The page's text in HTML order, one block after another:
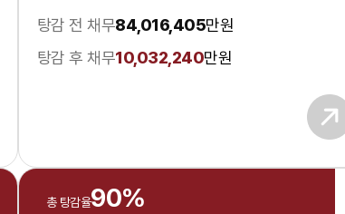
탕감 전 채무84,016,405만원
탕감 후 채무10,032,240만원
총 탕감율90%